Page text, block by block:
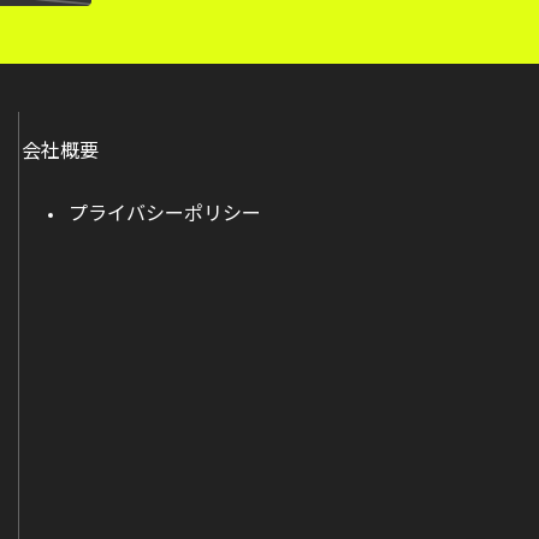
会社概要
プライバシーポリシー